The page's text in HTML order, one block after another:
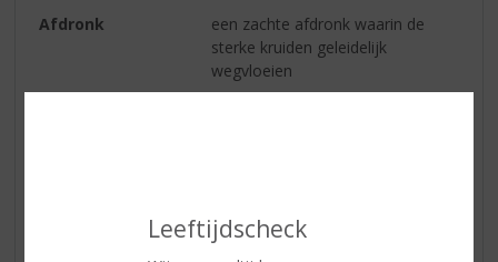
Leeftijdscheck
Afdronk
een zachte afdronk waarin de
sterke kruiden geleidelijk
wegvloeien